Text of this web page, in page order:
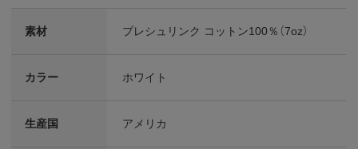
素材 プレシュリンク コットン100％（7oz）
カラー ホワイト
生産国 アメリカ